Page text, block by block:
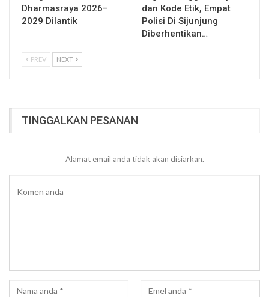
Dharmasraya 2026–
2029 Dilantik
dan Kode Etik, Empat
Polisi Di Sijunjung
Diberhentikan…
PREV NEXT
TINGGALKAN PESANAN
Alamat email anda tidak akan disiarkan.